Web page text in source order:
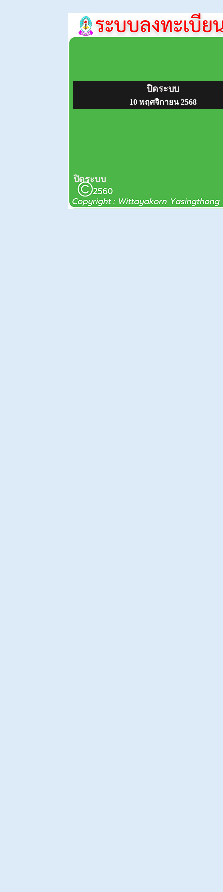
ปิดระบบ
10 พฤศจิกายน 2568
ปิดระบบ